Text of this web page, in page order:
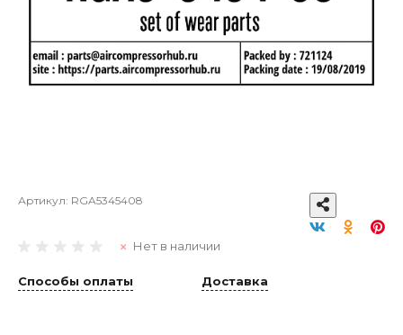
Артикул: RGA5345408
Нет в наличии
Способы оплаты Доставка